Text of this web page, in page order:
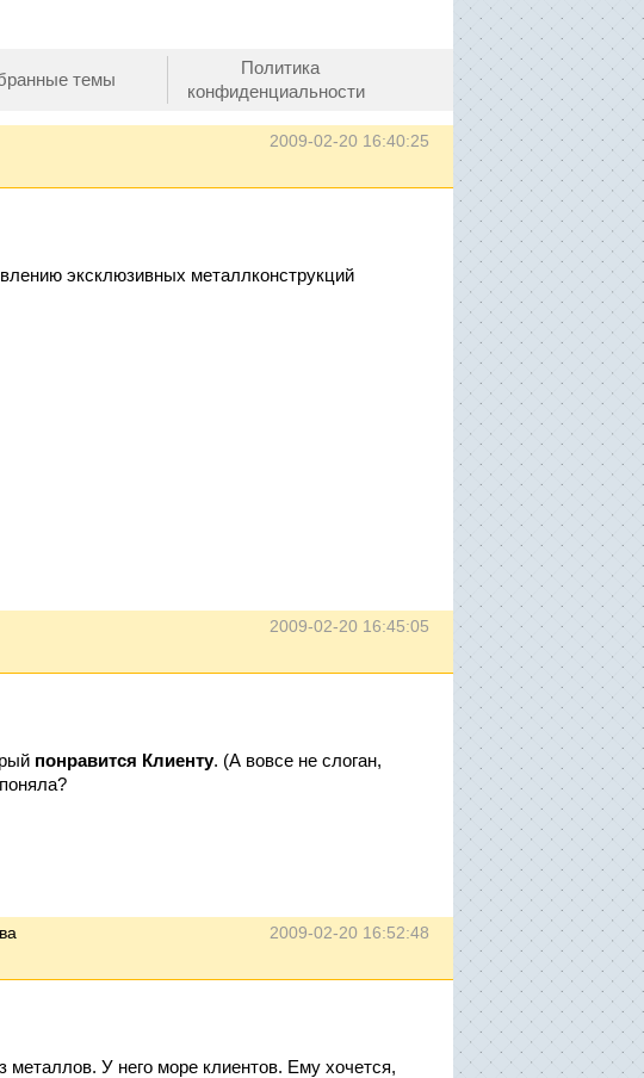
темы
Политика
конфиденциальности
2009-02-20 16:40:25
эксклюзивных металлконструкций
2009-02-20 16:45:05
понравится Клиенту. (А вовсе не слоган,
2009-02-20 16:52:48
У него море клиентов. Ему хочется,